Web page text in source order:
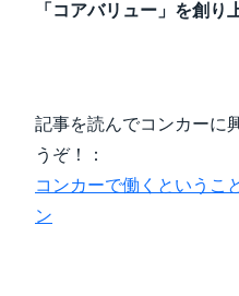
「コアバリュー」を創り
記事を読んでコンカーに
うぞ！：
コンカーで働くというこ
ン